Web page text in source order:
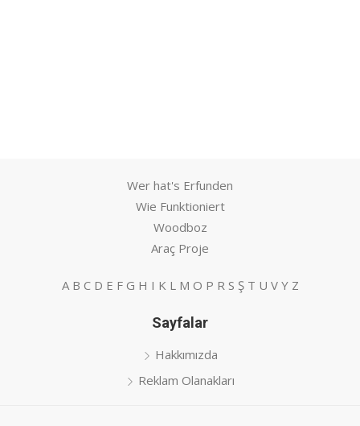
Wer hat's Erfunden
Wie Funktioniert
Woodboz
Araç Proje
A B C D E F G H I K L M O P R S Ş T U V Y Z
Sayfalar
Hakkımızda
Reklam Olanakları